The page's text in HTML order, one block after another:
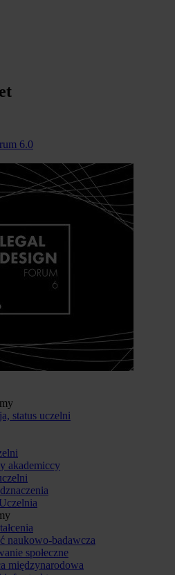
6.0
status uczelni
akademiccy
naukowo-badawcza
społeczne
międzynarodowa